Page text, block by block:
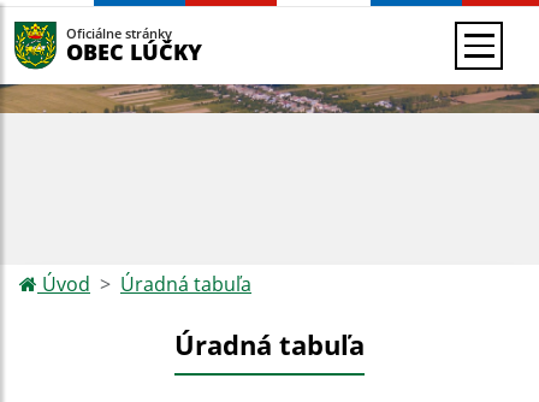
Oficiálne stránky
OBEC LÚČKY
Úvod Úradná tabuľa
Úradná tabuľa